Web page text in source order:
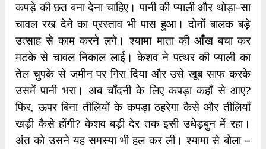
कपड़े की छत बना देना चाहिए। पानी की प्‍याली और थोड़ा-सा
चावल रख देने का प्रस्‍ताव भी पास हुआ। दोनों बालक बड़े
उत्‍साह से काम करने लगे। श्‍यामा माता की आँख बचा कर
मटके से चावल निकाल लाई। केशव ने पत्‍थर की प्‍याली का
तेल चुपके से जमीन पर गिरा दिया और उसे खूब साफ करके
उसमें पानी भरा। अब चाँदनी के लिए कपड़ा कहाँ से आए?
फिर, ऊपर बिना तीलियों के कपड़ा ठहरेगा कैसे और तीलियाँ
खड़ी कैसे होंगी? केशव बड़ी देर तक इसी उधेड़बुन में रहा।
अंत को उसने यह समस्‍या भी हल कर ली। श्‍यामा से बोला –